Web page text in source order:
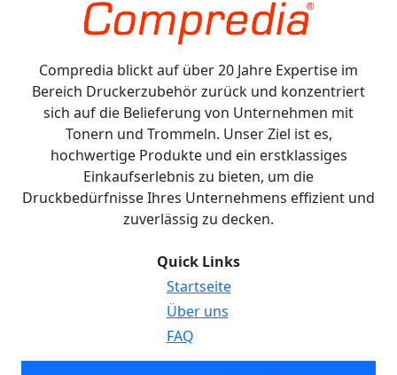
Compredia blickt auf über 20 Jahre Expertise im
Bereich Druckerzubehör zurück und konzentriert
sich auf die Belieferung von Unternehmen mit
Tonern und Trommeln. Unser Ziel ist es,
hochwertige Produkte und ein erstklassiges
Einkaufserlebnis zu bieten, um die
Druckbedürfnisse Ihres Unternehmens effizient und
zuverlässig zu decken.
Quick Links
Startseite
Über uns
FAQ